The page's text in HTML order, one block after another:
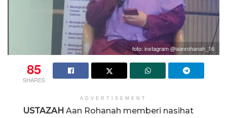
foto: instagram @aanrohanah_16
85
SHARES
ADVERTISEMENT
USTAZAH Aan Rohanah memberi nasihat